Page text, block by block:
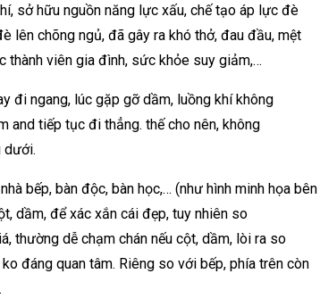
sở hữu nguồn năng lực xấu, chế tạo áp lực đè
lên chõng ngủ, đã gây ra khó thở, đau đầu, mệt
thành viên gia đình, sức khỏe suy giảm,…
đi ngang, lúc gặp gỡ dầm, luồng khí không
and tiếp tục đi thẳng. thế cho nên, không
dưới.
bếp, bàn độc, bàn học,… (như hình minh họa bên
dầm, để xác xắn cái đẹp, tuy nhiên so
thường dễ chạm chán nếu cột, dầm, lòi ra so
đáng quan tâm. Riêng so với bếp, phía trên còn